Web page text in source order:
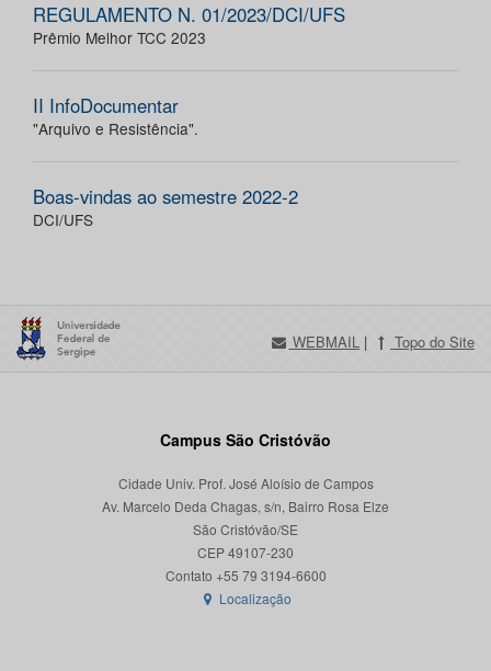
REGULAMENTO N. 01/2023/DCI/UFS
Prêmio Melhor TCC 2023
II InfoDocumentar
"Arquivo e Resistência".
Boas-vindas ao semestre 2022-2
DCI/UFS
WEBMAIL | Topo do Site
Campus São Cristóvão
Cidade Univ. Prof. José Aloísio de Campos
Av. Marcelo Deda Chagas, s/n, Bairro Rosa Elze
São Cristóvão/SE
CEP 49107-230
Localização